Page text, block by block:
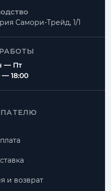
Самори-Трейд, 1/1
— Пт
— 18:00
и возврат